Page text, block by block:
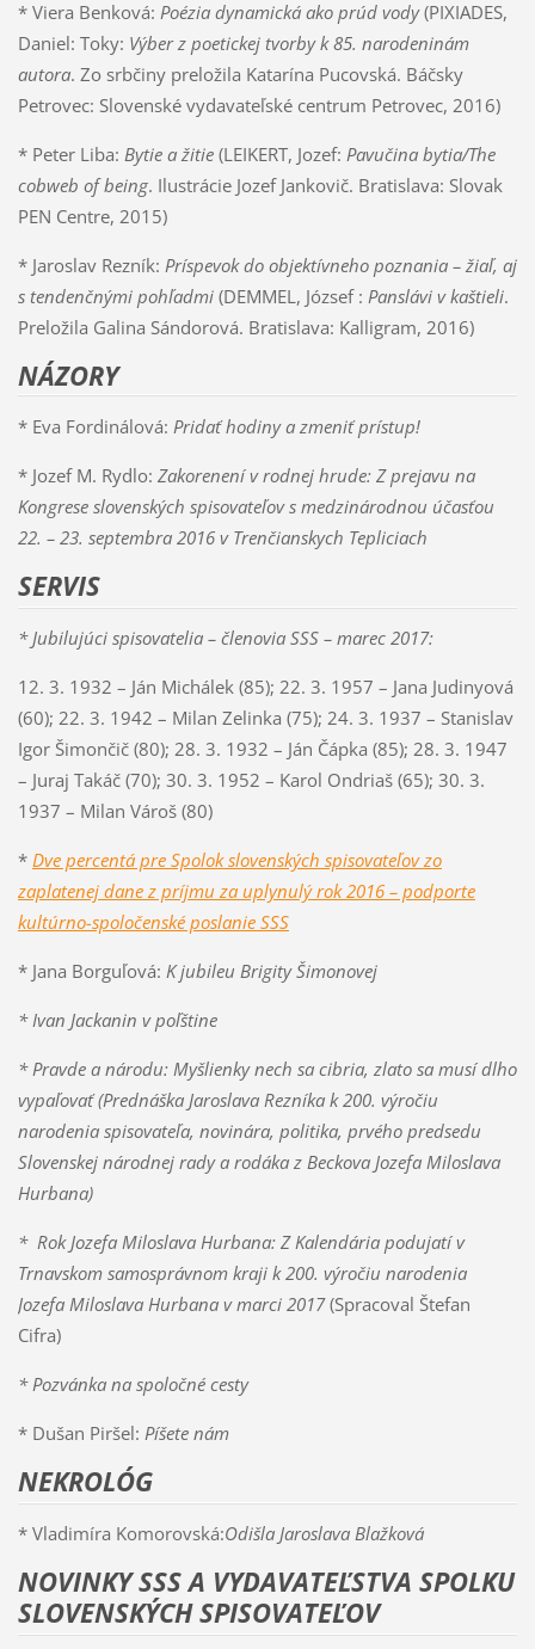
* Viera Benková: Poézia dynamická ako prúd vody(PIXIADES,
Daniel: Toky: Výber z poetickej tvorby k 85. narodeninám
autora. Zo srbčiny preložila Katarína Pucovská. Báčsky
Petrovec: Slovenské vydavateľské centrum Petrovec, 2016)
* Peter Liba: Bytie a žitie(LEIKERT, Jozef: Pavučina bytia/The
cobweb of being. Ilustrácie Jozef Jankovič. Bratislava: Slovak
PEN Centre, 2015)
* Jaroslav Rezník: Príspevok do objektívneho poznania – žiaľ, aj
s tendenčnými pohľadmi (DEMMEL, József : Panslávi v kaštieli.
Preložila Galina Sándorová. Bratislava: Kalligram, 2016)
NÁZORY
* Eva Fordinálová: Pridať hodiny a zmeniť prístup!
* Jozef M. Rydlo: Zakorenení v rodnej hrude: Z prejavu na
Kongrese slovenských spisovateľov s medzinárodnou účasťou
22. – 23. septembra 2016 v Trenčianskych Tepliciach
SERVIS
* Jubilujúci spisovatelia – členovia SSS – marec 2017:
12. 3. 1932 – Ján Michálek (85); 22. 3. 1957 – Jana Judinyová
(60); 22. 3. 1942 – Milan Zelinka (75); 24. 3. 1937 – Stanislav
Igor Šimončič (80); 28. 3. 1932 – Ján Čápka (85); 28. 3. 1947
– Juraj Takáč (70); 30. 3. 1952 – Karol Ondriaš (65); 30. 3.
1937 – Milan Vároš (80)
* Dve percentá pre Spolok slovenských spisovateľov zo
zaplatenej dane z príjmu za uplynulý rok 2016 – podporte
kultúrno-spoločenské poslanie SSS
* Jana Borguľová: K jubileu Brigity Šimonovej
* Ivan Jackanin v poľštine
* Pravde a národu: Myšlienky nech sa cibria, zlato sa musí dlho
vypaľovať (Prednáška Jaroslava Rezníka k 200. výročiu
narodenia spisovateľa, novinára, politika, prvého predsedu
Slovenskej národnej rady a rodáka z Beckova Jozefa Miloslava
Hurbana)
* Rok Jozefa Miloslava Hurbana: Z Kalendária podujatí v
Trnavskom samosprávnom kraji k 200. výročiu narodenia
Jozefa Miloslava Hurbana v marci 2017(Spracoval Štefan
Cifra)
* Pozvánka na spoločné cesty
* Dušan Piršel: Píšete nám
NEKROLÓG
* Vladimíra Komorovská:Odišla Jaroslava Blažková
NOVINKY SSS A VYDAVATEĽSTVA SPOLKU
SLOVENSKÝCH SPISOVATEĽOV